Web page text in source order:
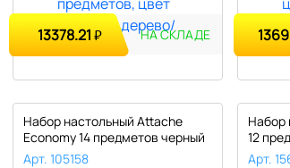
13378.21₽ НА СКЛАДЕ
Набор настольный Attache
Economy 14 предметов черный
5 ..
Арт. 105158
Набор
12
Арт.